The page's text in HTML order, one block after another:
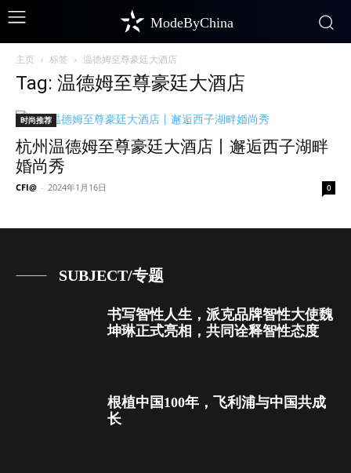
ModeByChina
主页 标签 温德姆至尊豪廷大酒店
Tag: 温德姆至尊豪廷大酒店
时尚推荐
杭州温德姆至尊豪廷大酒店丨邂逅西子湖畔
婚尚秀
CFI@ - 2024年1月16日 0
SUBJECT/专题
书写智性人生，派克品牌智性大使魏
坤琳正式亮相，共同诠释智性态度
根植中国100年，飞利浦与中国共成
长